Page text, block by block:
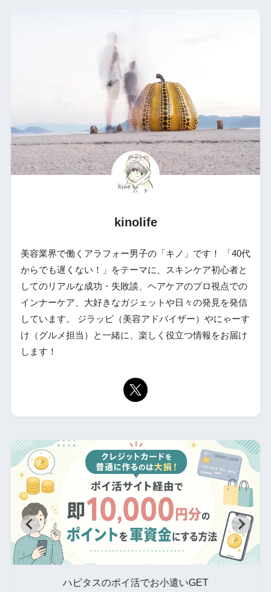
kinolife
美容業界で働くアラフォー男子の「キノ」です！ 「40代
からでも遅くない！」をテーマに、スキンケア初心者と
してのリアルな成功・失敗談、ヘアケアのプロ視点での
インナーケア、大好きなガジェットや日々の発見を発信
しています。 ジラッピ（美容アドバイザー）やにゃーす
け（グルメ担当）と一緒に、楽しく役立つ情報をお届け
します！
ハピタスのポイ活でお小遣いGET